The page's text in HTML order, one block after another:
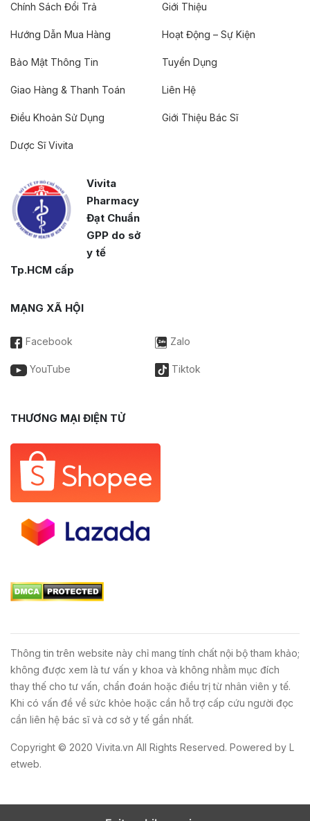
Chính Sách Đổi Trả
Hướng Dẫn Mua Hàng
Bảo Mật Thông Tin
Giao Hàng & Thanh Toán
Điều Khoản Sử Dụng
Dược Sĩ Vivita
Vivita
Pharmacy
Đạt Chuẩn
GPP do sở
y tế
Tp.HCM cấp
Giới Thiệu
Hoạt Động – Sự Kiện
Tuyển Dụng
Liên Hệ
Giới Thiệu Bác Sĩ
MẠNG XÃ HỘI
Facebook Zalo
YouTube Tiktok
THƯƠNG MẠI ĐIỆN TỬ
Thông tin trên website này chỉ mang tính chất nội bộ tham khảo;
không được xem là tư vấn y khoa và không nhằm mục đích
thay thế cho tư vấn, chẩn đoán hoặc điều trị từ nhân viên y tế.
Khi có vấn đề về sức khỏe hoặc cần hỗ trợ cấp cứu người đọc
cần liên hệ bác sĩ và cơ sở y tế gần nhất.
Copyright © 2020 Vivita.vn All Rights Reserved. Powered by L
etweb.